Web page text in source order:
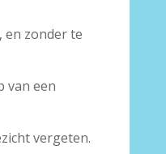
en zonder te
van een
vergeten.